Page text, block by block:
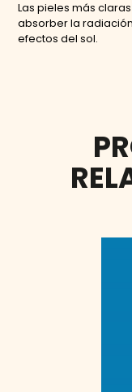
Las pieles más
absorber la
efectos del sol.